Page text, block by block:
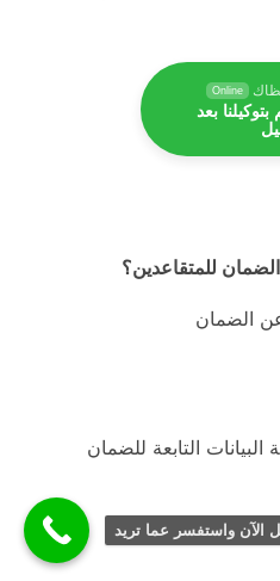
Online
بعد
للمتقاعدين؟
الضمان
التابعة للضمان
الآن واستفسر عما تريد